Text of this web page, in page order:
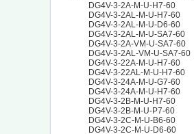
DG4V-3-2A-M-U-H7-60
DG4V-3-2AL-M-U-H7-60
DG4V-3-2AL-M-U-D6-60
DG4V-3-2AL-M-U-SA7-60
DG4V-3-2A-VM-U-SA7-60
DG4V-3-2AL-VM-U-SA7-60
DG4V-3-22A-M-U-H7-60
DG4V-3-22AL-M-U-H7-60
DG4V-3-24A-M-U-G7-60
DG4V-3-24A-M-U-H7-60
DG4V-3-2B-M-U-H7-60
DG4V-3-2B-M-U-P7-60
DG4V-3-2C-M-U-B6-60
DG4V-3-2C-M-U-D6-60